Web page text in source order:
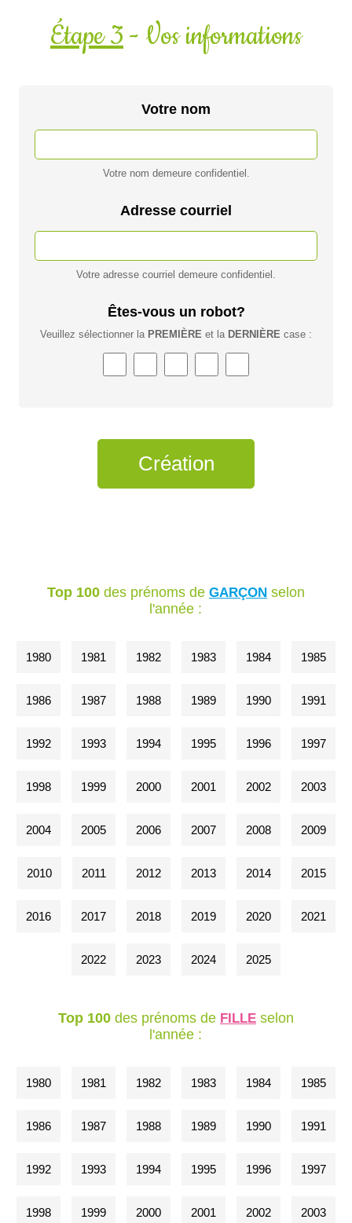
Étape 3- Vos informations
Votre nom
Votre nom demeure confidentiel.
Adresse courriel
Votre adresse courriel demeure confidentiel.
Êtes-vous un robot?
Veuillez sélectionner la PREMIÈRE et la DERNIÈRE case :
Top 100des prénoms de GARÇONselon
l'année :
1980 1981 1982 1983 1984 1985
1986 1987 1988 1989 1990 1991
1992 1993 1994 1995 1996 1997
1998 1999 2000 2001 2002 2003
2004 2005 2006 2007 2008 2009
2010 2011 2012 2013 2014 2015
2016 2017 2018 2019 2020 2021
2022 2023 2024 2025
Top 100des prénoms de FILLEselon
l'année :
1980 1981 1982 1983 1984 1985
1986 1987 1988 1989 1990 1991
1992 1993 1994 1995 1996 1997
1998 1999 2000 2001 2002 2003